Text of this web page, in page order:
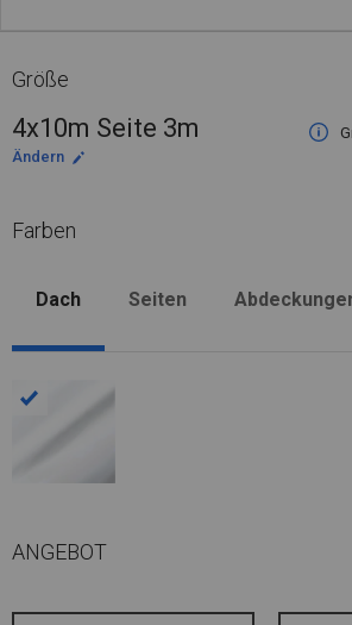
Größe
4x10m Seite 3m
Ändern
Farben
Dach Seiten
ANGEBOT